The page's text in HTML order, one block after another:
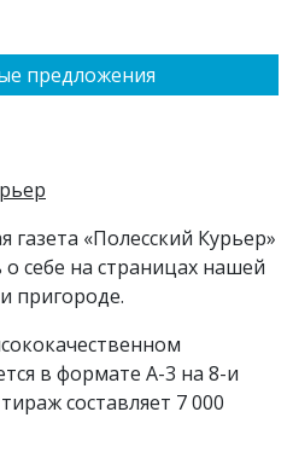
предложения
газета «Полесский Курьер»
себе на страницах нашей
пригороде.
в формате А-3 на 8-и
составляет 7 000